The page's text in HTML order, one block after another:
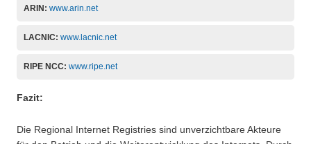
ARIN: www.arin.net
LACNIC: www.lacnic.net
RIPE NCC: www.ripe.net
Fazit:
Die Regional Internet Registries sind unverzichtbare Akteure